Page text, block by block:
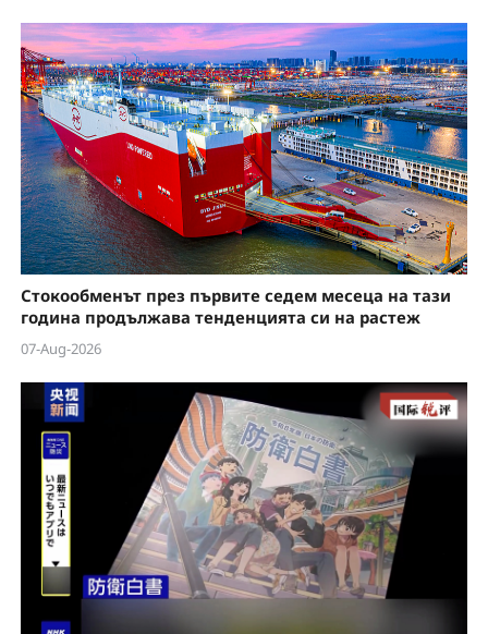
Стокообменът през първите седем месеца на тази
година продължава тенденцията си на растеж
07-Aug-2026